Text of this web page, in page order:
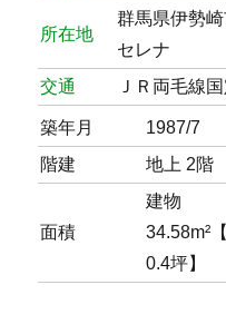
所在地
群馬県伊勢
セレナ
交通
ＪＲ両毛線
築年月 1987/7
階建
地上 2階
面積
建物
34.58m²
0.4坪】